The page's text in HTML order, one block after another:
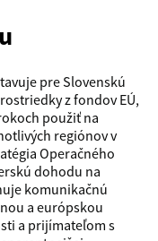
pre Slovenskú
z fondov EÚ,
použiť na
regiónov v
Operačného
dohodu na
komunikačnú
a európskou
a prijímateľom s